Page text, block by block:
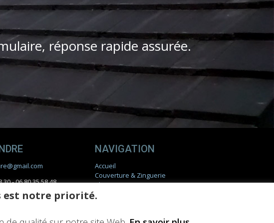
réponse rapide assurée.
30 - 06 80 35 58 48
NAVIGATION
Accueil
Couverture & Zinguerie
Charpente
est notre priorité.